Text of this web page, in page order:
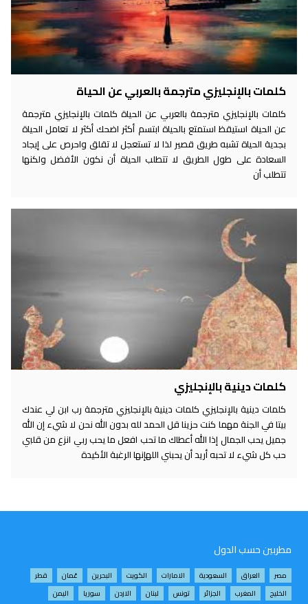
كلمات بالإنجليزي مترجمة بالعربي عن الحياة
كلمات بالإنجليزي مترجمة بالعربي عن الحياة كلمات بالإنجليزي مترجمة
عن الحياة استيقظ استمتع بالحياة ابتسم أكثر اضحك أكثر لا تعامل الحياة
بجدية الحياة تشبه طريق قصير لذا لا تستعجل لا تقلق واحرص على إيجاد
السعادة على طول الطريق لا تتطلب الحياة أن نكون الأفضل ولكنها
تتطلب أن
كلمات دينية بالإنجليزي
كلمات دينية بالإنجليزي كلمات دينية بالإنجليزي مترجمة رب ابن لي عندك
بيتا في الجنة مهما كنت حزينا قل الحمد لله بدون الله نحن لا شيء إن الله
جميل يحب الجمال إذا الله أعطاك ما تحب افعل ما يحب ربي انزع من قلبي
حب كل شيء لا تحبه أريد أن يحبني اللهإنها الرغبة الأكيدة
مطربين حسب الدول
مصر العراق السعودية الامارات الكويت البحرين عُمان
قطر
الخليج
المغرب الجزائر تونس لبنان الاردن سوريا اليمن